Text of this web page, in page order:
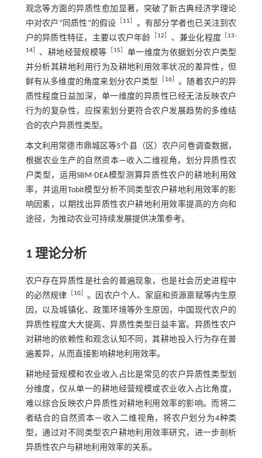
观念等方面的异质性愈加显著，突破了新古典经济学理论
中对农户“同质性”的假设
11
。有部分学者也已关注到农
户的异质性特征，主要以农户年龄
12 、兼业化程度 13-
14］ 、耕地经营规模等 15
单一维度为依据划分农户类型
并分析其耕地利用行为及耕地利用效率状况的差异性，但
鲜有从多维度的角度来划分农户类型
16］ 。随着农户的异
质性程度日益加深，单一维度的异质性已经无法反映农户
行为的复杂性，应探索划分更符合农户发展趋势的多维结
合的农户异质性类型。
本文利用常德市鼎城区等5个县（区）农户问卷调查数据，
根据农业生产的自然资本—收入二维视角，划分异质性农
户类型，运用SBM-DEA模型测算异质性农户的耕地利用效
率，并运用Tobit模型分析不同类型农户耕地利用效率的影
响因素，以期找出异质性农户耕地利用效率提高的方向和
途径，为推动农业可持续发展提供决策参考。
1 理论分析
农户存在异质性是社会的普遍现象，也是社会历史进程中
的必然规律
10］ 。因农户个人、家庭和资源禀赋等内生原
因，以及城镇化、政策环境等外生原因，中国现代农户的
异质性程度大大提高、异质性类型日益丰富。异质性农户
对耕地的依赖性和观念认知不同，其耕地投入行为存在普
遍差异，从而直接影响耕地利用效率。
耕地经营规模和农业收入占比是常见的农户异质性类型划
分维度，仅从单一的耕地经营规模或农业收入占比角度，
难以综合反映农户异质性对耕地利用效率的影响。而将二
者结合的自然资本—收入二维视角，将农户划分为4种类
型，通过对不同类型农户耕地利用效率研究，进一步剖析
异质性农户与耕地利用效率的关系。